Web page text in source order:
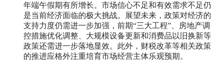
年端午假期有所增长。 市场信心不足和有效需求不足仍
是当前经济面临的极大挑战。展望未来，政策对经济的
支持力度仍需进一步加强，前期“三大工程”、房地产调
控措施优化调整、大规模设备更新和消费品以旧换新等
政策还需进一步落地显效。此外，财税改革等相关政策
的推进应格外注重培育市场经营主体乐观预期。